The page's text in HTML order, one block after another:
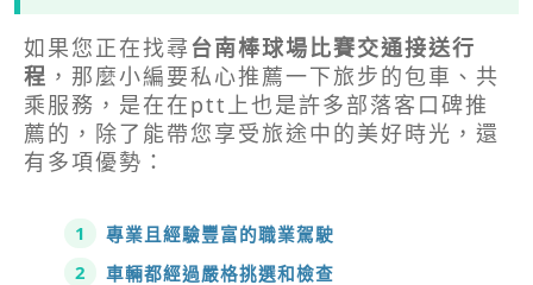
如果您正在找尋台南棒球場比賽交通接送行
程 ，那麼小編要私心推薦一下旅步的包車、共
乘服務，是在在ptt上也是許多部落客口碑推
薦的，除了能帶您享受旅途中的美好時光，還
有多項優勢：
專業且經驗豐富的職業駕駛
車輛都經過嚴格挑選和檢查